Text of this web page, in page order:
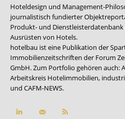
Hoteldesign und Management-
journalistisch fundierter
Produkt- und Dienstleisterdatenbank
Ausrüsten von Hotels.
hotelbau ist eine Publikation der
Immobilienzeitschriften der Forum
GmbH. Zum Portfolio gehören auch:
Arbeitskreis Hotelimmobilien,
und CAFM-NEWS.